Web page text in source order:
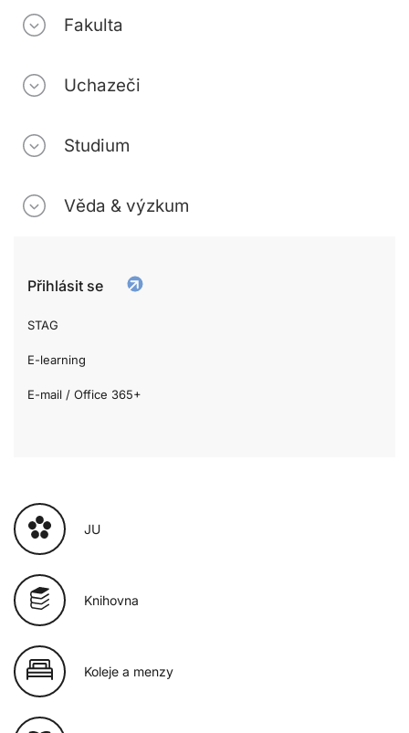
Fakulta
Uchazeči
Studium
Věda & výzkum
Přihlásit se
STAG
E-learning
E-mail / Office 365+
JU
Knihovna
Koleje a menzy